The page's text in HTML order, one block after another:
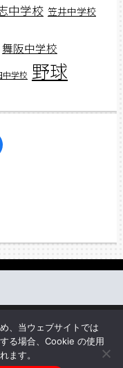
中学校 笠井中学校
舞阪中学校
中学校 野球
All rights reserved.
、当ウェブサイトでは
る場合、Cookie の使用
ます。